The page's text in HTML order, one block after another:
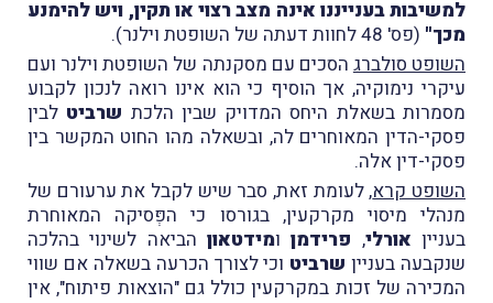
למשיבות בענייננו אינה מצב רצוי או תקין, ויש להימנע
מכך" (פס' 48 לחוות דעתה של השופטת וילנר).
השופט סולברג הסכים עם מסקנתה של השופטת וילנר ועם
עיקרי נימוקיה, אך הוסיף כי הוא אינו רואה לנכון לקבוע
מסמרות בשאלת היחס המדויק שבין הלכת שרביט לבין
פסקי-הדין המאוחרים לה, ובשאלה מהו החוט המקשר בין
פסקי-דין אלה.
השופט קרא, לעומת זאת, סבר שיש לקבל את ערעורם של
מנהלי מיסוי מקרקעין, בגורסו כי הפְּסיקה המאוחרת
בעניין אורלי, פרידמןומידטאון הביאה לשינוי בהלכה
שנקבעה בעניין שרביט וכי לצורך הכרעה בשאלה אם שווי
המכירה של זכות במקרקעין כולל גם "הוצאות פיתוח", אין